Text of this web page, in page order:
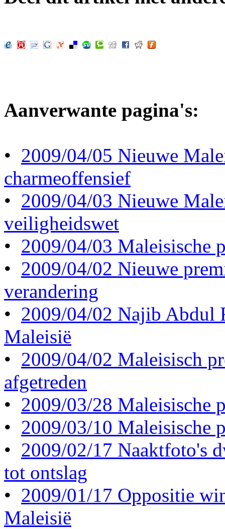
Aanverwante pagina's:
• 2009/04/05 Nieuwe
charmeoffensief
• 2009/04/03 Nieuwe
veiligheidswet
• 2009/04/03 Maleisische
• 2009/04/02 Nieuwe
verandering
• 2009/04/02 Najib Abdul
Maleisië
• 2009/04/02 Maleisisch
afgetreden
• 2009/03/28 Maleisische
• 2009/03/10 Maleisische
• 2009/02/17 Naaktfoto's
tot ontslag
• 2009/01/17 Oppositie
Maleisië